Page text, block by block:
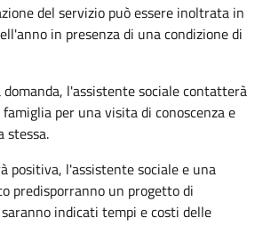
del servizio può essere inoltrata in
in presenza di una condizione di
l'assistente sociale contatterà
per una visita di conoscenza e
stessa.
positiva, l'assistente sociale e una
predisporranno un progetto di
indicati tempi e costi delle